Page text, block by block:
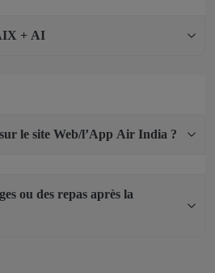
+ AI
le site Web/l’App Air India ?
ou des repas après la